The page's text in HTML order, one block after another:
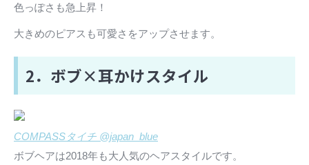
色っぽさも急上昇！
大きめのピアスも可愛さをアップさせます。
2．ボブ×耳かけスタイル
COMPASSタイチ @japan_blue
ボブヘアは2018年も大人気のヘアスタイルです。